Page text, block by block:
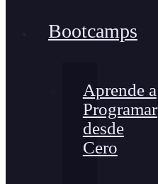
Bootcamps
Aprende a
Programar
desde
Cero